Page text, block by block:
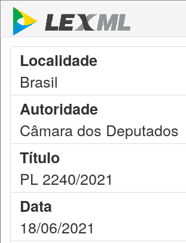
Localidade
Brasil
Autoridade
Câmara dos Deputados
Título
PL 2240/2021
Data
18/06/2021